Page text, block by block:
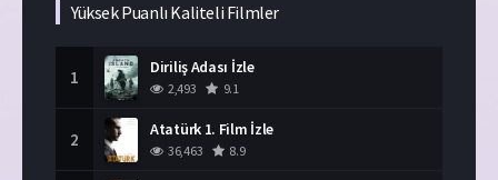
Yüksek Puanlı Kaliteli Filmler
1 Diriliş Adası İzle
2,493 9.1
2 Atatürk 1. Film İzle
36,463 8.9